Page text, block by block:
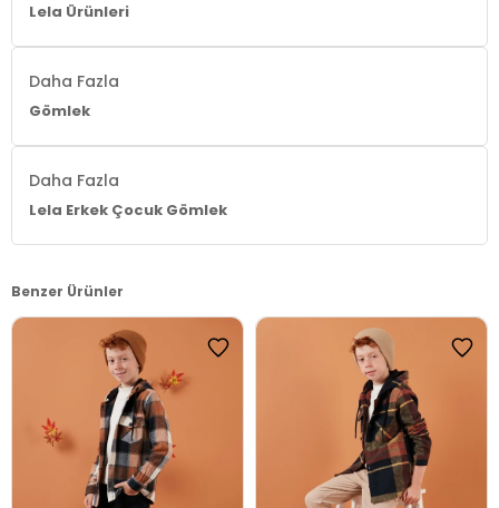
Lela Ürünleri
Daha Fazla
Gömlek
Daha Fazla
Lela Erkek Çocuk Gömlek
Benzer Ürünler